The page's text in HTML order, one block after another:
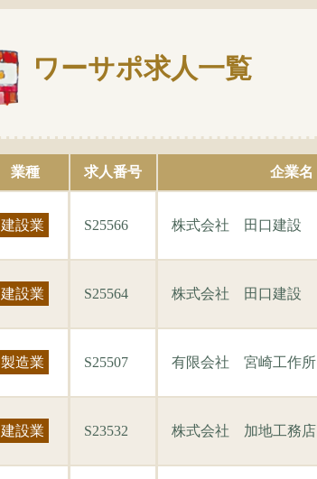
ワーサポ求人一覧
業種 求人番号 企業名
建設業 S25566 株式会社 田口建設
建設業 S25564 株式会社 田口建設
製造業 S25507 有限会社 宮崎工作所
建設業 S23532 株式会社 加地工務店